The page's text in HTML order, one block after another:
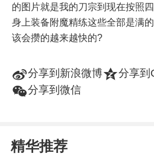
的图片就是我的刀宗到现在按照
身上装备附魔精练这些全部是满
该会攒的越来越快的?
t分享到新浪微博z分享到
w分享到微信
精华推荐